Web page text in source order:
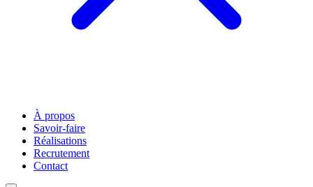
À propos
Savoir-faire
Réalisations
Recrutement
Contact